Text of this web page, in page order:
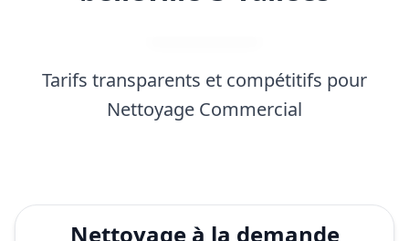
Tarifs transparents et compétitifs pour
Nettoyage Commercial
Nettoyage à la demande